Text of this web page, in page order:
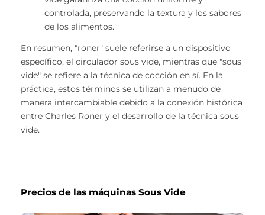
controlada, preservando la textura y los sabores
de los alimentos.
En resumen, "roner" suele referirse a un dispositivo
específico, el circulador sous vide, mientras que "sous
vide" se refiere a la técnica de cocción en sí. En la
práctica, estos términos se utilizan a menudo de
manera intercambiable debido a la conexión histórica
entre Charles Roner y el desarrollo de la técnica sous
vide.
Precios de las máquinas Sous Vide